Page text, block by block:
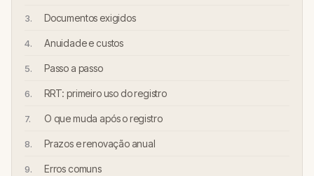
Documentos exigidos
Anuidade e custos
Passo a passo
RRT: primeiro uso do registro
O que muda após o registro
Prazos e renovação anual
Erros comuns